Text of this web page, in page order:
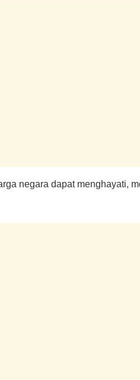
negara dapat menghayati,